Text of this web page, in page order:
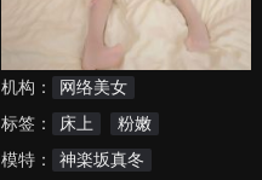
机构：
网络美女
标签：
床上
粉嫩
模特：
神楽坂真冬